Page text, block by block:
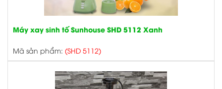
Máy xay sinh tố Sunhouse SHD 5112 Xanh
Mã sản phẩm: (SHD 5112)